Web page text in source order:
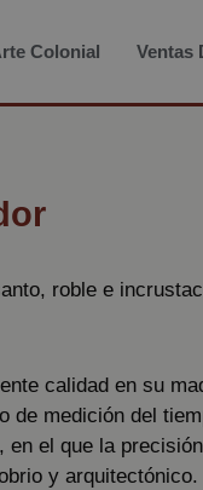
Colonial Ventas
roble e
calidad en su
de medición del
en el que la
y arquitectónico.